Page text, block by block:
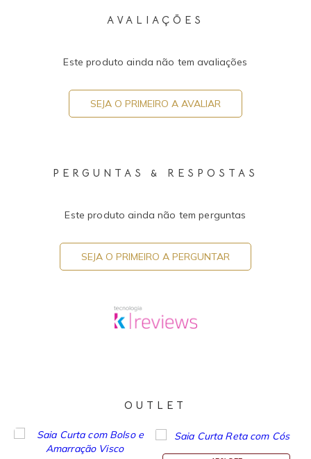
AVALIAÇÕES
Este produto ainda não tem avaliações
SEJA O PRIMEIRO A AVALIAR
PERGUNTAS & RESPOSTAS
Este produto ainda não tem perguntas
SEJA O PRIMEIRO A PERGUNTAR
OUTLET